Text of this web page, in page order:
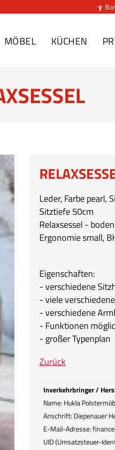

MÖBEL KÜCHEN
Leder, Farbe pearl,
Sitztiefe 50cm
Relaxsessel -
Ergonomie small,
Eigenschaften:
- verschiedene
- viele
- verschiedene
- Funktionen
- großer Typenplan
Zurück
Inverkehrbringer /
Name: Hukla
Anschrift: Diepenauer
E-Mail-Adresse:
UID (Umsatzsteuer-